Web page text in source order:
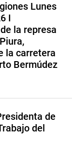
Lunes
I
la represa
la carretera
Bermúdez
de
del